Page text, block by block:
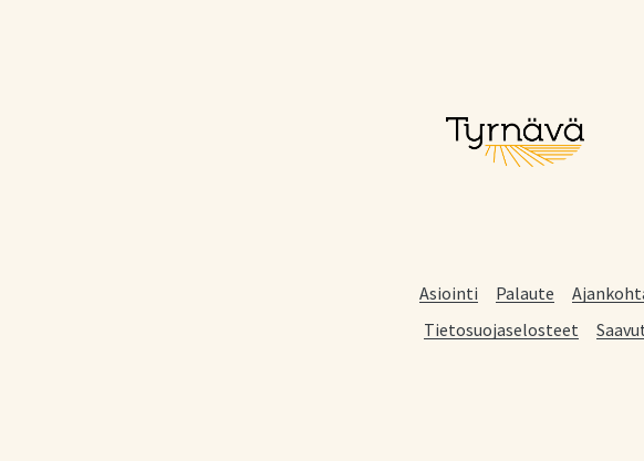
Asiointi Palaute
Tietosuojaselosteet